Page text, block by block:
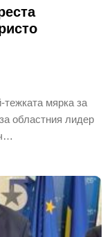
мярка за
областния лидер